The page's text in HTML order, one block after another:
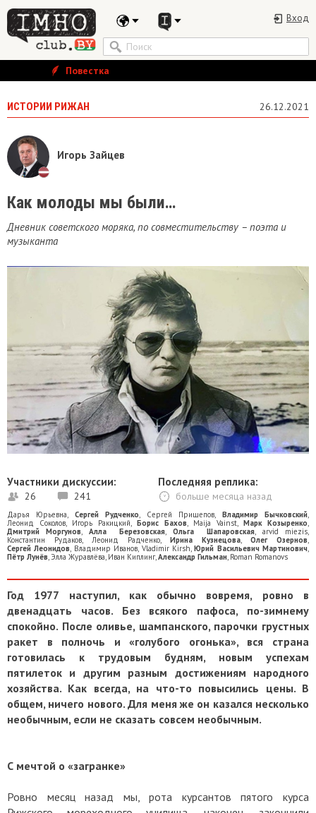
Вход
Повестка
ИСТОРИИ РИЖАН 26.12.2021
Игорь Зайцев
Как молоды мы были…
Дневник советского моряка, по совместительству – поэта и
музыканта
Участники дискуссии:
26 241
Последняя реплика:
больше месяца назад
Дарья Юрьевна Сергей Рудченко Сергей Прищепов Владимир Бычковский
Леонид Соколов
Игорь Ракицкий Борис Бахов Maija Vainst Марк Козыренко
Дмитрий Моргунов
Алла Березовская Ольга Шапаровская arvid miezis
Константин Рудаков
Леонид Радченко Ирина Кузнецова Олег Озернов
Сергей Леонидов Владимир Иванов Vladimir Kirsh ,Юрий Васильевич Мартинович
Пётр Лунёв Элла Журавлёва Иван Киплинг, Александр Гильман Roman Romanovs
Год 1977 наступил, как обычно вовремя, ровно в
двенадцать часов. Без всякого пафоса, по-зимнему
спокойно. После оливье, шампанского, парочки грустных
ракет в полночь и «голубого огонька», вся страна
готовилась к трудовым будням, новым успехам
пятилеток и другим разным достижениям народного
хозяйства. Как всегда, на что-то повысились цены. В
общем, ничего нового. Для меня же он казался несколько
необычным, если не сказать совсем необычным.
С мечтой о «загранке»
Ровно месяц назад мы, рота курсантов пятого курса